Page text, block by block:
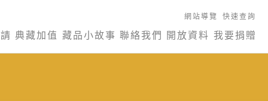
網站導覽 快速查詢
典藏加值 藏品小故事 聯絡我們 開放資料 我要捐贈